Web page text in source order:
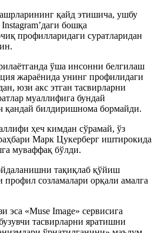
қайд этишича, ушбу
бошқа
профилларидаги суратларидан
ўша инсонни белгилаш
жараёнида унинг профилидаги
юзи акс этган тасвирларни
муаллифига бундай
қандай билдиришнома бормайди.
ҳеч кимдан сўрамай, ўз
Марк Цукерберг иштирокида
муваффақ бўлди.
тақиқлаб қўйиш
созламалари орқали амалга
эса «Muse Image» сервисига
тасвирларни яратишни